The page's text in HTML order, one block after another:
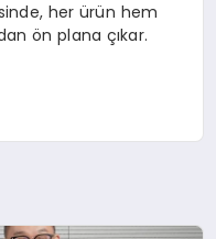
her ürün hem
ön plana çıkar.